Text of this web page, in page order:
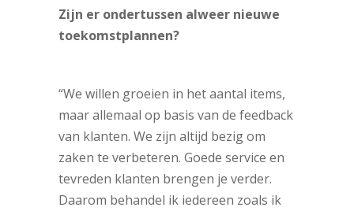
Zijn er ondertussen alweer nieuwe
toekomstplannen?
“We willen groeien in het aantal items,
maar allemaal op basis van de feedback
van klanten. We zijn altijd bezig om
zaken te verbeteren. Goede service en
tevreden klanten brengen je verder.
Daarom behandel ik iedereen zoals ik